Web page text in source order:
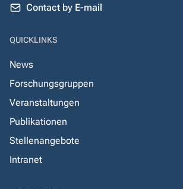
Contact by E-mail
QUICKLINKS
News
Forschungsgruppen
Veranstaltungen
Publikationen
Stellenangebote
Intranet